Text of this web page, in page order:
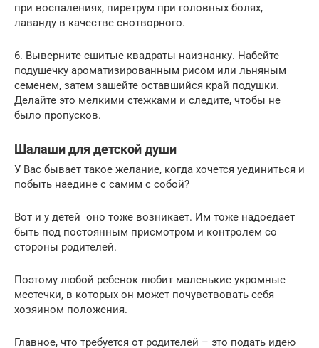
при воспалениях, пиретрум при головных болях,
лаванду в качестве снотворного.
6. Выверните сшитые квадраты наизнанку. Набейте
подушечку ароматизированным рисом или льняным
семенем, затем зашейте оставшийся край подушки.
Делайте это мелкими стежками и следите, чтобы не
было пропусков.
Шалаши для детской души
У Вас бывает такое желание, когда хочется уединиться и
побыть наедине с самим с собой?
Вот и у детей оно тоже возникает. Им тоже надоедает
быть под постоянным присмотром и контролем со
стороны родителей.
Поэтому любой ребенок любит маленькие укромные
местечки, в которых он может почувствовать себя
хозяином положения.
Главное, что требуется от родителей – это подать идею